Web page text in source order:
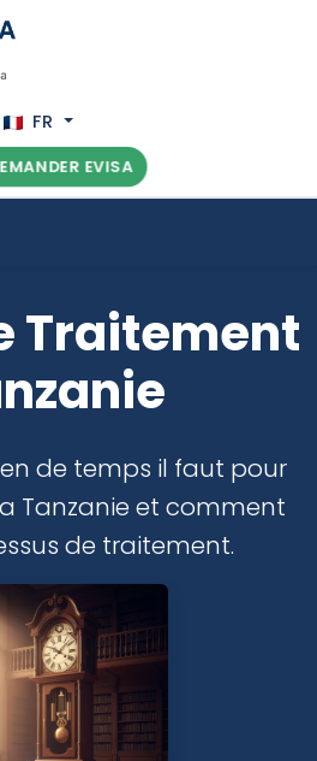
FR
EVISA
Traitement
de temps il faut pour
Tanzanie et comment
de traitement.